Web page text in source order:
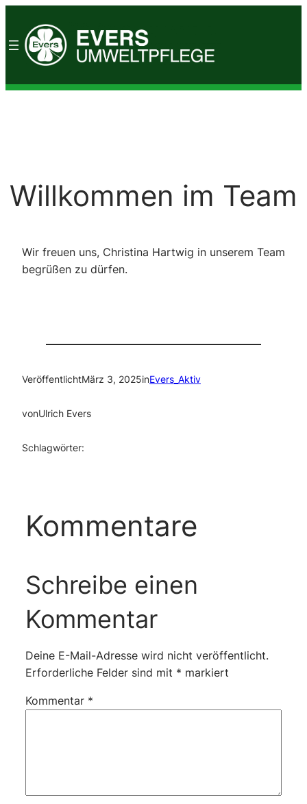
Inhalt
springen
Willkommen im Team
Wir freuen uns, Christina Hartwig in unserem Team
begrüßen zu dürfen.
VeröffentlichtMärz 3, 2025inEvers_Aktiv
vonUlrich Evers
Schlagwörter:
Kommentare
Schreibe einen
Kommentar
Deine E-Mail-Adresse wird nicht veröffentlicht.
Erforderliche Felder sind mit * markiert
Kommentar *